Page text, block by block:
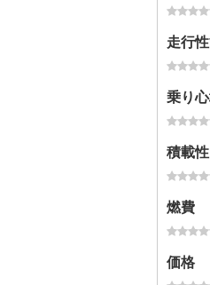
走行
乗り
積載性
燃費
価格